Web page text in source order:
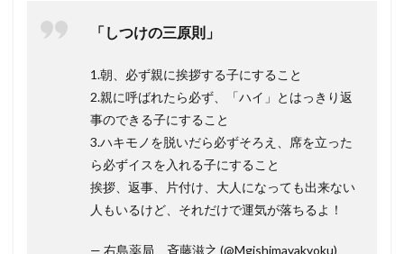
「しつけの三原則」
1.朝、必ず親に挨拶する子にすること
2.親に呼ばれたら必ず、「ハイ」とはっきり返
事のできる子にすること
3.ハキモノを脱いだら必ずそろえ、席を立った
ら必ずイスを入れる子にすること
挨拶、返事、片付け、大人になっても出来ない
人もいるけど、それだけで運気が落ちるよ！
— 右島薬局 斉藤滋之 (@Mgishimayakyoku)